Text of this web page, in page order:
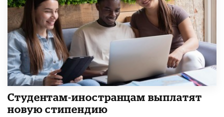
Студентам-иностранцам выплатят
новую стипендию